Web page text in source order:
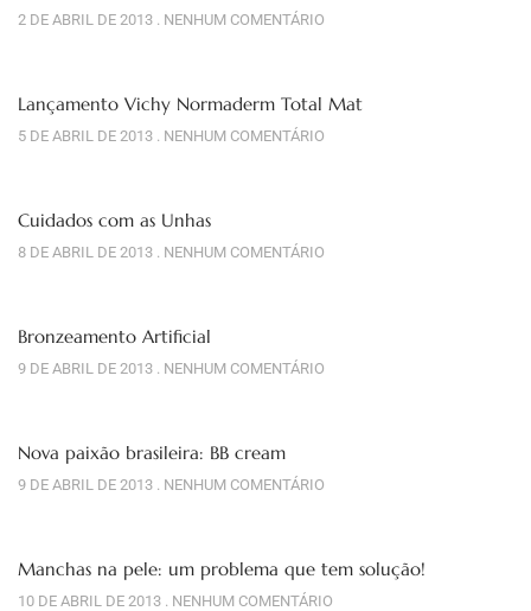
2 DE ABRIL DE 2013 NENHUM COMENTÁRIO
Lançamento Vichy Normaderm Total Mat
5 DE ABRIL DE 2013 NENHUM COMENTÁRIO
Cuidados com as Unhas
8 DE ABRIL DE 2013 NENHUM COMENTÁRIO
Bronzeamento Artificial
9 DE ABRIL DE 2013 NENHUM COMENTÁRIO
Nova paixão brasileira: BB cream
9 DE ABRIL DE 2013 NENHUM COMENTÁRIO
Manchas na pele: um problema que tem solução!
10 DE ABRIL DE 2013 NENHUM COMENTÁRIO